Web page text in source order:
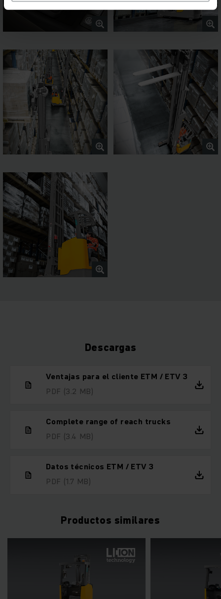
Descargas
Ventajas para el cliente ETM / ETV 3
PDF (3.2 MB)
Complete range of reach trucks
PDF (3.4 MB)
Datos técnicos ETM / ETV 3
PDF (1.7 MB)
Productos similares